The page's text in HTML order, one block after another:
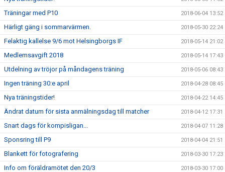
Träningar med P10 2018-06-04 13:52
Härligt gäng i sommarvärmen. 2018-05-30 22:24
Felaktig kallelse 9/6 mot Helsingborgs IF 2018-05-14 21:02
Medlemsavgift 2018 2018-05-14 17:43
Utdelning av tröjor på måndagens träning 2018-05-06 08:43
Ingen träning 30:e april 2018-04-28 08:45
Nya träningstider! 2018-04-22 14:45
Ändrat datum för sista anmälningsdag till matcher 2018-04-12 17:31
Snart dags för kompisligan... 2018-04-07 11:28
Sponsring till P9 2018-04-04 21:51
Blankett för fotografering 2018-03-30 17:23
Info om föräldramötet den 20/3 2018-03-30 17:00